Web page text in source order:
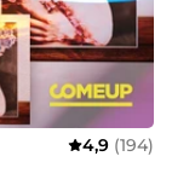
4,9 (194)